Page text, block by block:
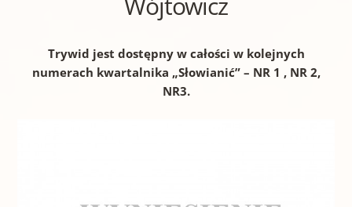
Trywid jest dostępny w całości w kolejnych
numerach kwartalnika „Słowianić” – NR 1 , NR 2,
NR3.